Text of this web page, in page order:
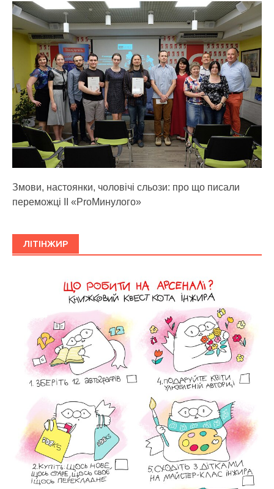
Змови, настоянки, чоловічі сльози: про що писали
переможці ІІ «ProМинулого»
ЛІТІНЖИР